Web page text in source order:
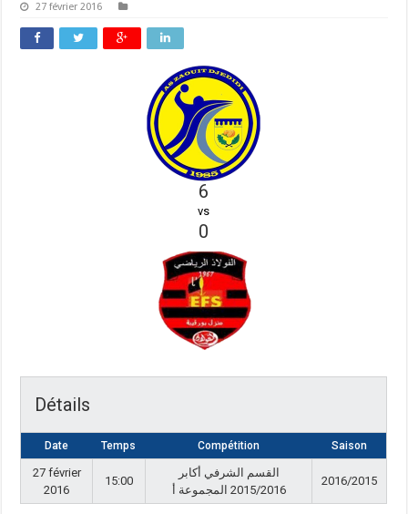
27 février 2016
6
vs
0
Détails
Date Temps Compétition Saison
27 février
2016
15:00
القسم الشرفي أكابر
2015/2016 المجموعة أ
2016/2015